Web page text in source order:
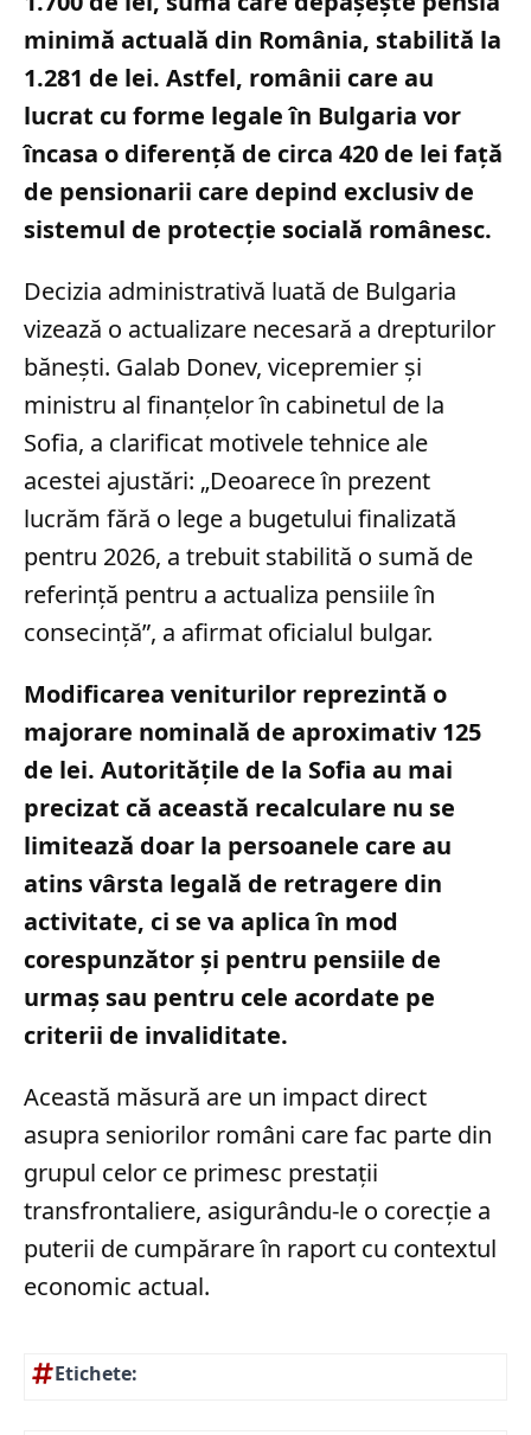
minimă actuală din România, stabilită la
1.281 de lei. Astfel, românii care au
lucrat cu forme legale în Bulgaria vor
încasa o diferență de circa 420 de lei față
de pensionarii care depind exclusiv de
sistemul de protecție socială românesc.
Decizia administrativă luată de Bulgaria
vizează o actualizare necesară a drepturilor
bănești. Galab Donev, vicepremier și
ministru al finanțelor în cabinetul de la
Sofia, a clarificat motivele tehnice ale
acestei ajustări: „Deoarece în prezent
lucrăm fără o lege a bugetului finalizată
pentru 2026, a trebuit stabilită o sumă de
referință pentru a actualiza pensiile în
consecință”, a afirmat oficialul bulgar.
Modificarea veniturilor reprezintă o
majorare nominală de aproximativ 125
de lei. Autoritățile de la Sofia au mai
precizat că această recalculare nu se
limitează doar la persoanele care au
atins vârsta legală de retragere din
activitate, ci se va aplica în mod
corespunzător și pentru pensiile de
urmaș sau pentru cele acordate pe
criterii de invaliditate.
Această măsură are un impact direct
asupra seniorilor români care fac parte din
grupul celor ce primesc prestații
transfrontaliere, asigurându-le o corecție a
puterii de cumpărare în raport cu contextul
economic actual.
Etichete: